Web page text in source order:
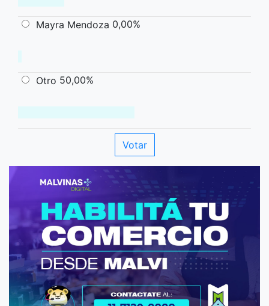
Mayra Mendoza 0,00%
Otro 50,00%